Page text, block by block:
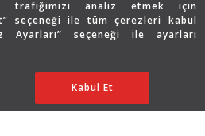
trafiğimizi analiz etmek için
seçeneği ile tüm çerezleri kabul
Ayarları” seçeneği ile ayarları
Ayarları Düzenle
Kabul Et
SATIN ALIN
Pırlanta - Bu sitenin tüm hakları